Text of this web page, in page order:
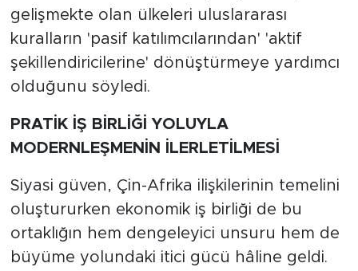
gelişmekte olan ülkeleri uluslararası
kuralların 'pasif katılımcılarından' 'aktif
şekillendiricilerine' dönüştürmeye yardımcı
olduğunu söyledi.
PRATİK İŞ BİRLİĞİ YOLUYLA
MODERNLEŞMENİN İLERLETİLMESİ
Siyasi güven, Çin-Afrika ilişkilerinin temelini
oluştururken ekonomik iş birliği de bu
ortaklığın hem dengeleyici unsuru hem de
büyüme yolundaki itici gücü hâline geldi.